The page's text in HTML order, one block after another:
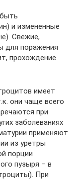
и измененные
Свежие,
для поражения
прохождение
имеет
они чаще всего
при
заболеваниях
применяют
из уретры
порции
пузыря – в
При